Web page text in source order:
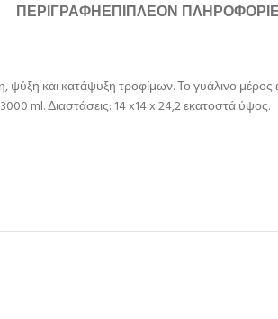
ΠΕΡΙΓΡΑΦΉΕΠΙΠΛΈΟΝ
και κατάψυξη τροφίμων. Το γυάλινο μέρος
ml. Διαστάσεις: 14 x14 x 24,2 εκατοστά ύψος.